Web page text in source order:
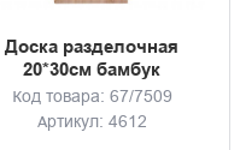
Доска разделочная
20*30см бамбук
Код товара: 67/7509
Артикул: 4612